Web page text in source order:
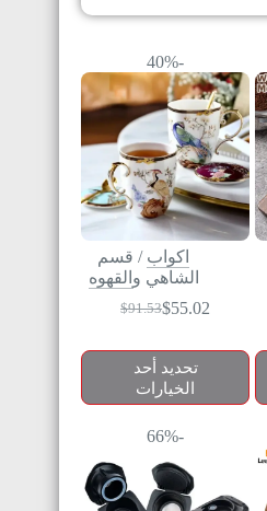
-40%
اكواب / قسم
الشاهي والقهوه
$91.53$55.02
تحديد أحد
الخيارات
-66%